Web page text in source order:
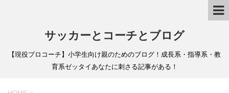
サッカーとコーチとブログ
【現役プロコーチ】小学生向け親のためのブログ！成長系・指導系・教
育系ゼッタイあなたに刺さる記事がある！